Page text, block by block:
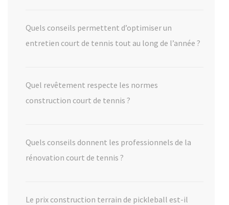
Quels conseils permettent d’optimiser un
entretien court de tennis tout au long de l’année ?
Quel revêtement respecte les normes
construction court de tennis ?
Quels conseils donnent les professionnels de la
rénovation court de tennis ?
Le prix construction terrain de pickleball est-il